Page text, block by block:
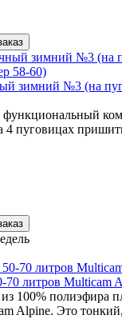
зимний №3 (на
4 пуговицах
70 литров Multicam
100% полиэфира
Alpine. Это